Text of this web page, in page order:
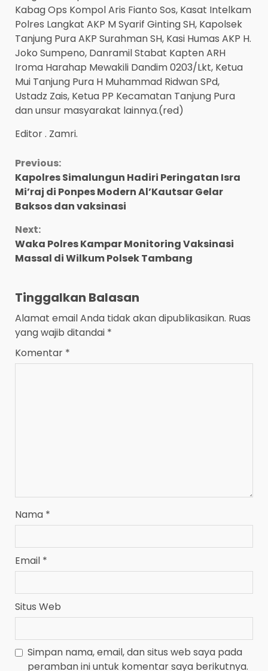
Kabag Ops Kompol Aris Fianto Sos, Kasat Intelkam
Polres Langkat AKP M Syarif Ginting SH, Kapolsek
Tanjung Pura AKP Surahman SH, Kasi Humas AKP H.
Joko Sumpeno, Danramil Stabat Kapten ARH
Iroma Harahap Mewakili Dandim 0203/Lkt, Ketua
Mui Tanjung Pura H Muhammad Ridwan SPd,
Ustadz Zais, Ketua PP Kecamatan Tanjung Pura
dan unsur masyarakat lainnya.(red)
Editor . Zamri.
Continue
Reading
Previous:
Kapolres Simalungun Hadiri Peringatan Isra
Mi’raj di Ponpes Modern Al’Kautsar Gelar
Baksos dan vaksinasi
Next:
Waka Polres Kampar Monitoring Vaksinasi
Massal di Wilkum Polsek Tambang
Tinggalkan Balasan
Alamat email Anda tidak akan dipublikasikan. Ruas
yang wajib ditandai *
Komentar *
Nama *
Email *
Situs Web
Simpan nama, email, dan situs web saya pada
peramban ini untuk komentar saya berikutnya.